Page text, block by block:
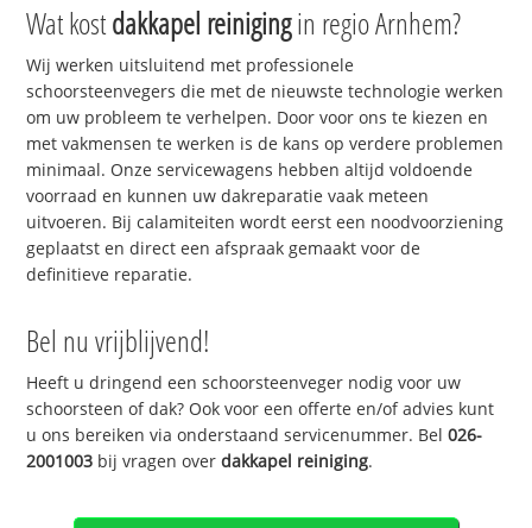
Wat kostdakkapel reinigingin regio Arnhem?
Wij werken uitsluitend met professionele
schoorsteenvegers die met de nieuwste technologie werken
om uw probleem te verhelpen. Door voor ons te kiezen en
met vakmensen te werken is de kans op verdere problemen
minimaal. Onze servicewagens hebben altijd voldoende
voorraad en kunnen uw dakreparatie vaak meteen
uitvoeren. Bij calamiteiten wordt eerst een noodvoorziening
geplaatst en direct een afspraak gemaakt voor de
definitieve reparatie.
Bel nu vrijblijvend!
Heeft u dringend een schoorsteenveger nodig voor uw
schoorsteen of dak? Ook voor een offerte en/of advies kunt
u ons bereiken via onderstaand servicenummer. Bel026-
2001003 bij vragen overdakkapel reiniging.